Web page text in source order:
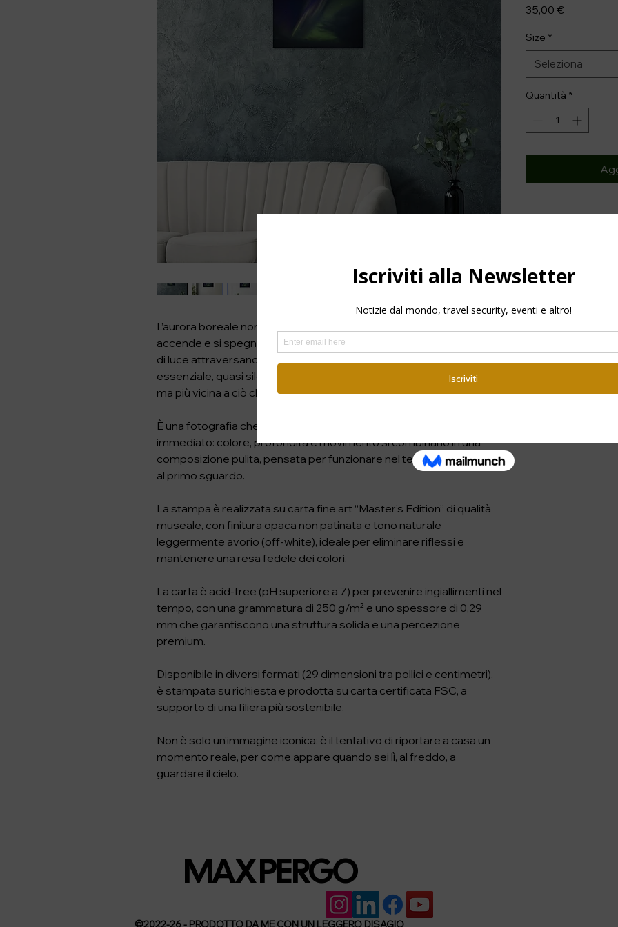
L’aurora boreale non è un evento statico: si muove, cambia forma, si
accende e si spegne nel giro di minuti. In questa immagine, le bande
di luce attraversano il cielo islandese creando una scena
essenziale, quasi silenziosa, lontana dall’immaginario spettacolare
ma più vicina a ciò che si vive davvero sul campo.
È una fotografia che lavora sull’atmosfera più che sull’impatto
immediato: colore, profondità e movimento si combinano in una
composizione pulita, pensata per funzionare nel tempo e non solo
al primo sguardo.
La stampa è realizzata su carta fine art “Master’s Edition” di qualità
museale, con finitura opaca non patinata e tono naturale
leggermente avorio (off-white), ideale per eliminare riflessi e
mantenere una resa fedele dei colori.
La carta è acid-free (pH superiore a 7) per prevenire ingiallimenti nel
tempo, con una grammatura di 250 g/m² e uno spessore di 0,29
mm che garantiscono una struttura solida e una percezione
premium.
Disponibile in diversi formati (29 dimensioni tra pollici e centimetri),
è stampata su richiesta e prodotta su carta certificata FSC, a
supporto di una filiera più sostenibile.
Non è solo un’immagine iconica: è il tentativo di riportare a casa un
momento reale, per come appare quando sei lì, al freddo, a
guardare il cielo.
35,00 €Prezzo
Size *
Seleziona
Quantità *
MAX PERGO
©2022-26 - PRODOTTO DA ME CON UN LEGGERO DISAGIO